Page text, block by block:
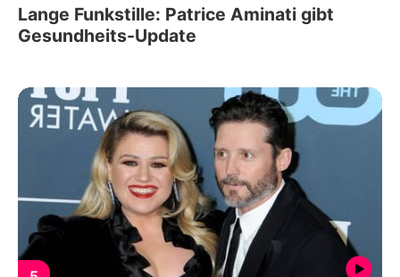
Lange Funkstille: Patrice Aminati gibt
Gesundheits-Update